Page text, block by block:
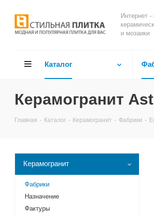
Интернет -
и мозаики
Каталог
Керамогранит
Главная - Каталог - Керамогранит - Фабрики -
Керамогранит
Фабрики
Назначение
Фактуры